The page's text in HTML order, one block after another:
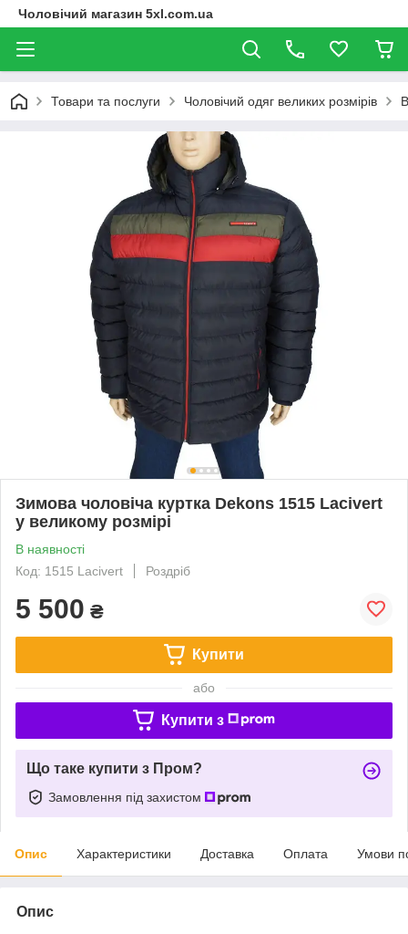
Чоловічий магазин 5xl.com.ua
Товари та послуги Чоловічий одяг великих розмірів
Зимова чоловіча куртка Dekons 1515 Lacivert
у великому розмірі
В наявності
Код: 1515 Lacivert
Роздріб
5 500 ₴
Купити
або
Купити з
Що таке купити з Пром?
Замовлення під захистом
Опис Характеристики Доставка Оплата Умови
Опис